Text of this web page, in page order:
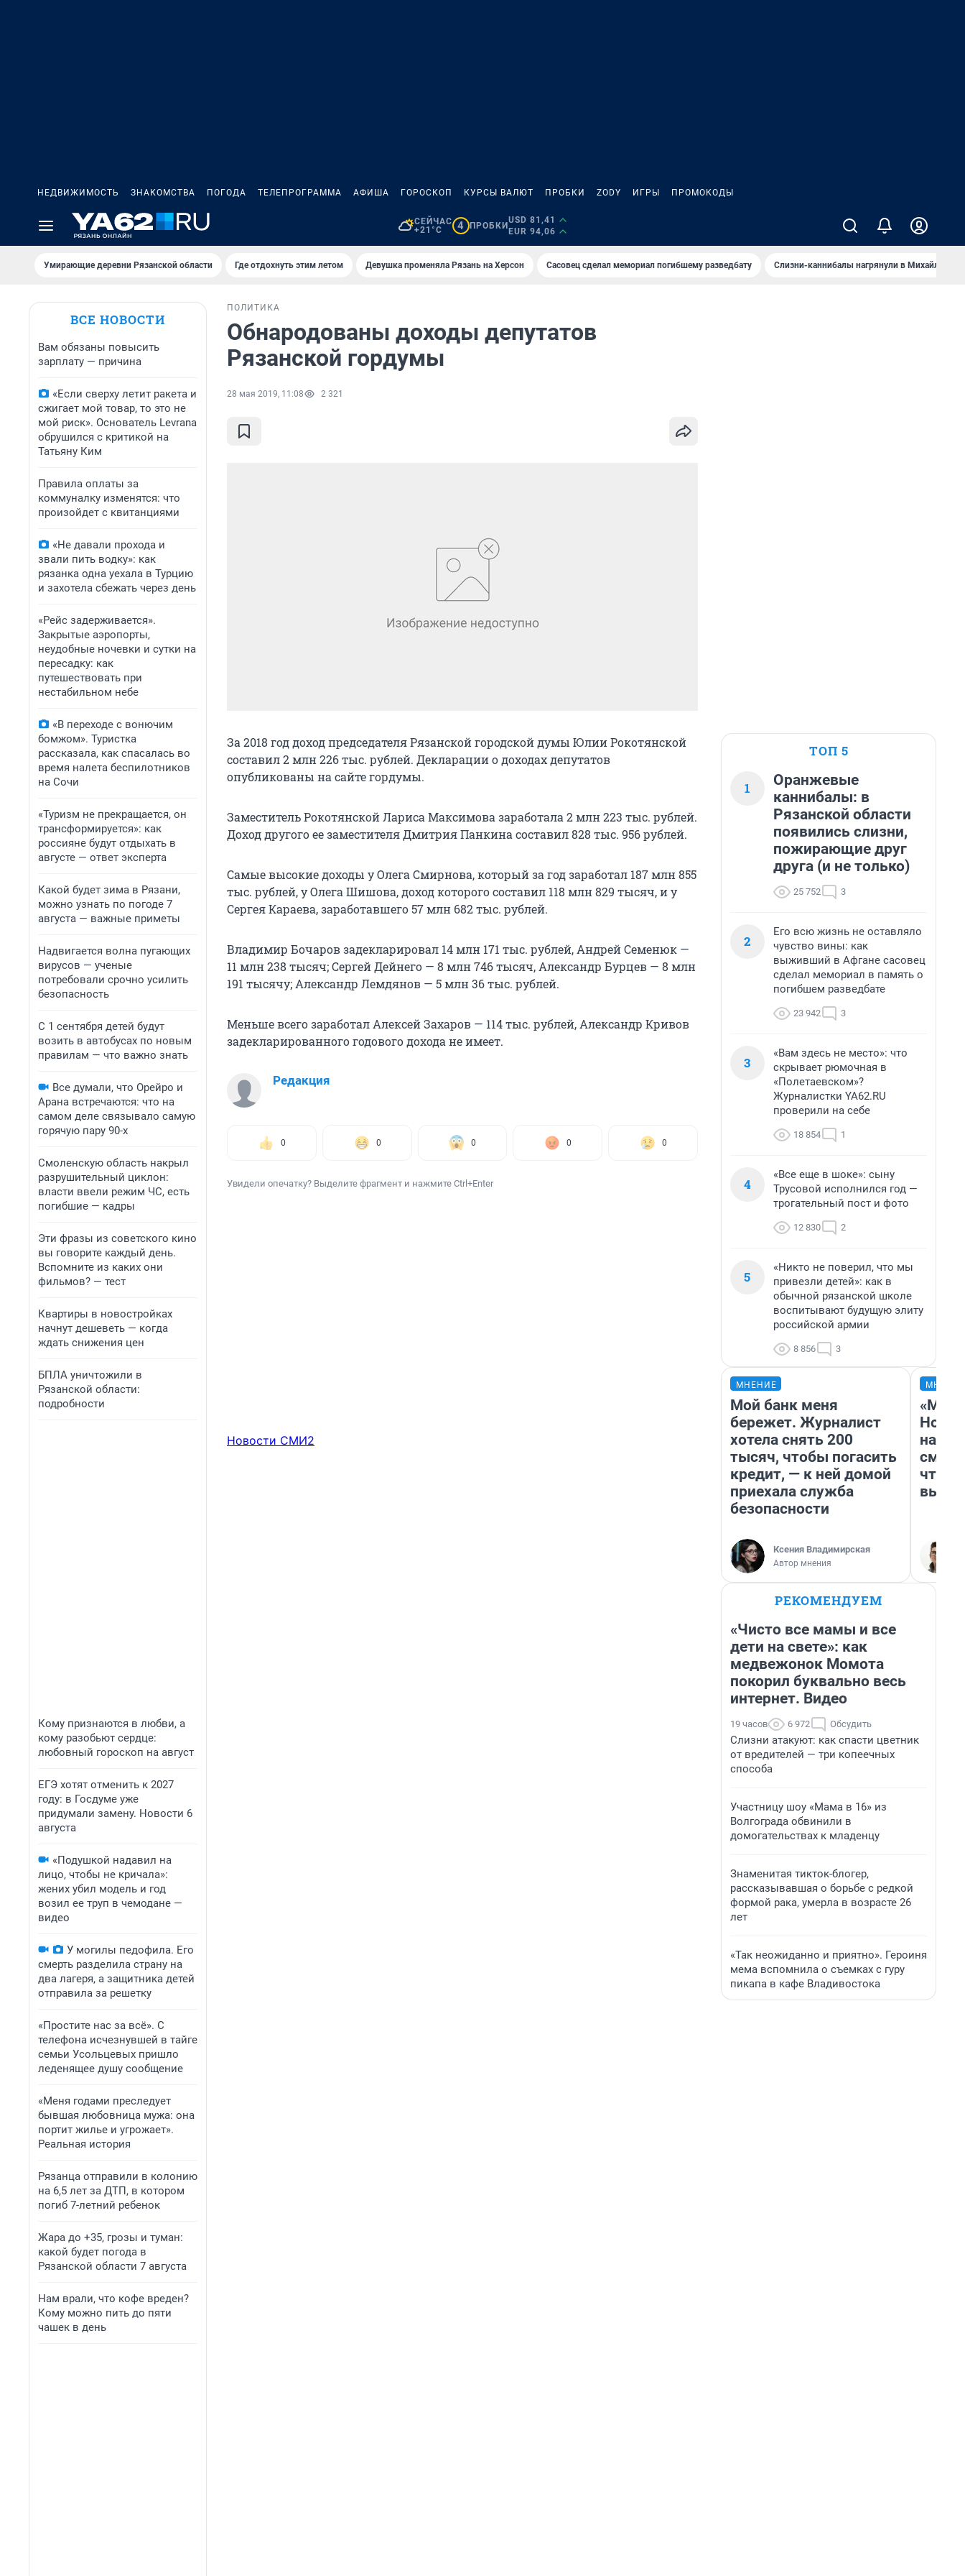
НЕДВИЖИМОСТЬ ЗНАКОМСТВА ПОГОДА ТЕЛЕПРОГРАММА АФИША ГОРОСКОП КУРСЫ ВАЛЮТ ПРОБКИ ZODY ИГРЫ ПРОМОКОДЫ
СЕЙЧАС
+21°C
4 ПРОБКИ
USD 81,41
EUR 94,06
Умирающие деревни Рязанской области Где отдохнуть этим летом Девушка променяла Рязань на Херсон Сасовец сделал мемориал погибшему разведбату Слизни-каннибалы нагрянули в Михайлов
ВСЕ НОВОСТИ
Вам обязаны повысить
зарплату — причина
«Если сверху летит ракета и
сжигает мой товар, то это не
мой риск». Основатель Levrana
обрушился с критикой на
Татьяну Ким
Правила оплаты за
коммуналку изменятся: что
произойдет с квитанциями
«Не давали прохода и
звали пить водку»: как
рязанка одна уехала в Турцию
и захотела сбежать через день
«Рейс задерживается».
Закрытые аэропорты,
неудобные ночевки и сутки на
пересадку: как
путешествовать при
нестабильном небе
«В переходе с вонючим
бомжом». Туристка
рассказала, как спасалась во
время налета беспилотников
на Сочи
«Туризм не прекращается, он
трансформируется»: как
россияне будут отдыхать в
августе — ответ эксперта
Какой будет зима в Рязани,
можно узнать по погоде 7
августа — важные приметы
Надвигается волна пугающих
вирусов — ученые
потребовали срочно усилить
безопасность
С 1 сентября детей будут
возить в автобусах по новым
правилам — что важно знать
Все думали, что Орейро и
Арана встречаются: что на
самом деле связывало самую
горячую пару 90-х
Смоленскую область накрыл
разрушительный циклон:
власти ввели режим ЧС, есть
погибшие — кадры
Эти фразы из советского кино
вы говорите каждый день.
Вспомните из каких они
фильмов? — тест
Квартиры в новостройках
начнут дешеветь — когда
ждать снижения цен
БПЛА уничтожили в
Рязанской области:
подробности
Кому признаются в любви, а
кому разобьют сердце:
любовный гороскоп на август
ЕГЭ хотят отменить к 2027
году: в Госдуме уже
придумали замену. Новости 6
августа
«Подушкой надавил на
лицо, чтобы не кричала»:
жених убил модель и год
возил ее труп в чемодане —
видео
У могилы педофила. Его
смерть разделила страну на
два лагеря, а защитника детей
отправила за решетку
«Простите нас за всё». С
телефона исчезнувшей в тайге
семьи Усольцевых пришло
леденящее душу сообщение
«Меня годами преследует
бывшая любовница мужа: она
портит жилье и угрожает».
Реальная история
Рязанца отправили в колонию
на 6,5 лет за ДТП, в котором
погиб 7-летний ребенок
Жара до +35, грозы и туман:
какой будет погода в
Рязанской области 7 августа
Нам врали, что кофе вреден?
Кому можно пить до пяти
чашек в день
ПОЛИТИКА
Обнародованы доходы депутатов
Рязанской гордумы
28 мая 2019, 11:08 2 321
За 2018 год доход председателя Рязанской городской думы Юлии Рокотянской
составил 2 млн 226 тыс. рублей. Декларации о доходах депутатов
опубликованы на сайте гордумы.
Заместитель Рокотянской Лариса Максимова заработала 2 млн 223 тыс. рублей.
Доход другого ее заместителя Дмитрия Панкина составил 828 тыс. 956 рублей.
Самые высокие доходы у Олега Смирнова, который за год заработал 187 млн 855
тыс. рублей, у Олега Шишова, доход которого составил 118 млн 829 тысяч, и у
Сергея Караева, заработавшего 57 млн 682 тыс. рублей.
Владимир Бочаров задекларировал 14 млн 171 тыс. рублей, Андрей Семенюк —
11 млн 238 тысяч; Сергей Дейнего — 8 млн 746 тысяч, Александр Бурцев — 8 млн
191 тысячу; Александр Лемдянов — 5 млн 36 тыс. рублей.
Меньше всего заработал Алексей Захаров — 114 тыс. рублей, Александр Кривов
задекларированного годового дохода не имеет.
Редакция
0 0 0 0 0
Увидели опечатку? Выделите фрагмент и нажмите Ctrl+Enter
Новости СМИ2
ТОП 5
1
Оранжевые
каннибалы: в
Рязанской области
появились слизни,
пожирающие друг
друга (и не только)
25 752 3
2
Его всю жизнь не оставляло
чувство вины: как
выживший в Афгане сасовец
сделал мемориал в память о
погибшем разведбате
23 942 3
3
«Вам здесь не место»: что
скрывает рюмочная в
«Полетаевском»?
Журналистки YA62.RU
проверили на себе
18 854 1
4
«Все еще в шоке»: сыну
Трусовой исполнился год —
трогательный пост и фото
12 830 2
5
«Никто не поверил, что мы
привезли детей»: как в
обычной рязанской школе
воспитывают будущую элиту
российской армии
8 856 3
МНЕНИЕ
Мой банк меня
бережет. Журналист
хотела снять 200
тысяч, чтобы погасить
кредит, — к ней домой
приехала служба
безопасности
Ксения Владимирская
Автор мнения
«Мы
РЕКОМЕНДУЕМ
«Чисто все мамы и все
дети на свете»: как
медвежонок Момота
покорил буквально весь
интернет. Видео
19 часов 6 972 Обсудить
Слизни атакуют: как спасти цветник
от вредителей — три копеечных
способа
Участницу шоу «Мама в 16» из
Волгограда обвинили в
домогательствах к младенцу
Знаменитая тикток-блогер,
рассказывавшая о борьбе с редкой
формой рака, умерла в возрасте 26
лет
«Так неожиданно и приятно». Героиня
мема вспомнила о съемках с гуру
пикапа в кафе Владивостока